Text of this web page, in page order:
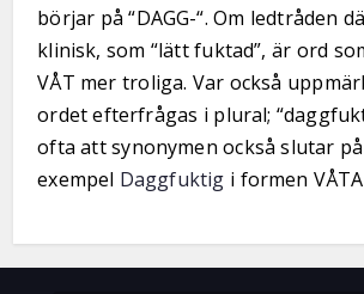
börjar på “DAGG-“. Om ledtråden
klinisk, som “lätt fuktad”, är ord
VÅT mer troliga. Var också
ordet efterfrågas i plural;
ofta att synonymen också slutar
exempel Daggfuktig i formen